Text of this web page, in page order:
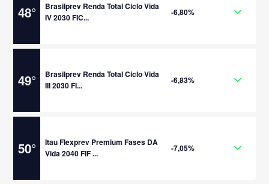
48°
Brasilprev Renda Total Ciclo Vida
IV 2030 FIC...
-6,80%
49°
Brasilprev Renda Total Ciclo Vida
III 2030 FI...
-6,83%
50°
Itau Flexprev Premium Fases DA
Vida 2040 FIF ...
-7,05%